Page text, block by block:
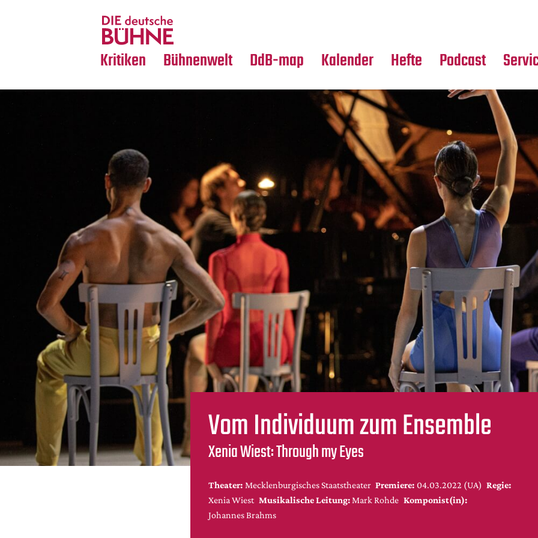
Kritiken
Crossover
Bühnenwelt
Medientipps
DdB-map Kalender Hefte Podcast
Vom Individuum zum Ensemble
Xenia Wiest: Through my Eyes
Theater: Mecklenburgisches Staatstheater Premiere: 04.03.2022 (UA) Regie:
Xenia Wiest Musikalische Leitung: Mark Rohde Komponist(in):
Johannes Brahms